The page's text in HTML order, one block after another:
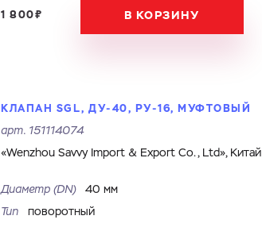
1 800₽ В КОРЗИНУ
КЛАПАН SGL, ДУ-40, РУ-16, МУФТОВЫЙ
арт. 151114074
«Wenzhou Savvy Import & Export Co., Ltd», Китай
Диаметр (DN) 40 мм
Тип
поворотный